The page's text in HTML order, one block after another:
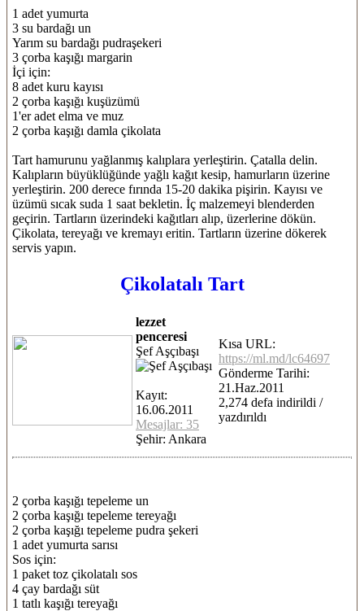
1 adet yumurta
3 su bardağı un
Yarım su bardağı pudraşekeri
3 çorba kaşığı margarin
İçi için:
8 adet kuru kayısı
2 çorba kaşığı kuşüzümü
1'er adet elma ve muz
2 çorba kaşığı damla çikolata
Tart hamurunu yağlanmış kalıplara yerleştirin. Çatalla delin.
Kalıpların büyüklüğünde yağlı kağıt kesip, hamurların üzerine
yerleştirin. 200 derece fırında 15-20 dakika pişirin. Kayısı ve
üzümü sıcak suda 1 saat bekletin. İç malzemeyi blenderden
geçirin. Tartların üzerindeki kağıtları alıp, üzerlerine dökün.
Çikolata, tereyağı ve kremayı eritin. Tartların üzerine dökerek
servis yapın.
Çikolatalı Tart
lezzet
penceresi
Şef Aşçıbaşı
Kayıt:
16.06.2011
Mesajlar: 35
Şehir: Ankara
Kısa URL:
https://ml.md/lc64697
Gönderme Tarihi:
21.Haz.2011
2,274 defa indirildi /
yazdırıldı
2 çorba kaşığı tepeleme un
2 çorba kaşığı tepeleme tereyağı
2 çorba kaşığı tepeleme pudra şekeri
1 adet yumurta sarısı
Sos için:
1 paket toz çikolatalı sos
4 çay bardağı süt
1 tatlı kaşığı tereyağı